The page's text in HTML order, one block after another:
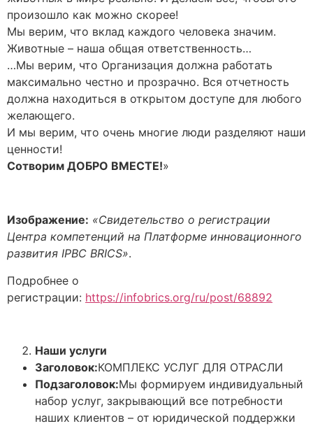
произошло как можно скорее!
Мы верим, что вклад каждого человека значим.
Животные – наша общая ответственность…
…Мы верим, что Организация должна работать
максимально честно и прозрачно. Вся отчетность
должна находиться в открытом доступе для любого
желающего.
И мы верим, что очень многие люди разделяют наши
ценности!
Сотворим ДОБРО ВМЕСТЕ!»
Изображение: «Свидетельство о регистрации
Центра компетенций на Платформе инновационного
развития IPBC BRICS».
Подробнее о
регистрации: https://infobrics.org/ru/post/68892
Наши услуги
Заголовок:КОМПЛЕКС УСЛУГ ДЛЯ ОТРАСЛИ
Подзаголовок:Мы формируем индивидуальный
набор услуг, закрывающий все потребности
наших клиентов – от юридической поддержки